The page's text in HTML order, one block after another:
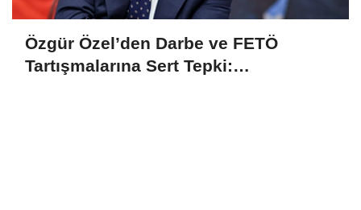
Özgür Özel’den Darbe ve FETÖ
Tartışmalarına Sert Tepki: